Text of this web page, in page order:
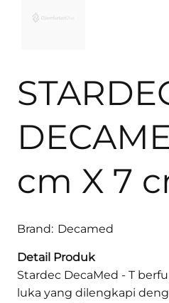
cm X 7
Brand: Decamed
Detail Produk
Stardec DecaMed - T
luka yang dilengkapi